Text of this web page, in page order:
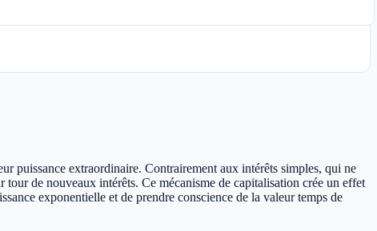
puissance extraordinaire. Contrairement aux intérêts simples, qui ne
de nouveaux intérêts. Ce mécanisme de capitalisation crée un effet
exponentielle et de prendre conscience de la valeur temps de